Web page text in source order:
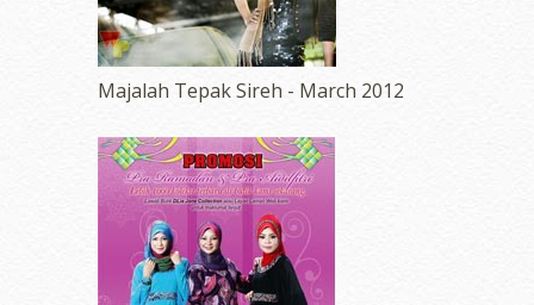
Majalah Tepak Sireh - March 2012